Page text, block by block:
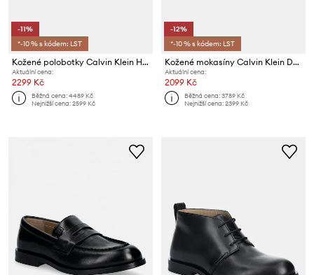
-11%
*-10 % s kódem: LST
Kožené polobotky Calvin Klein HYBRID CUP APRON BOOT LTH
Aktuální cena:
2299 Kč
Běžná cena:4489 Kč
Nejnižší cena:2599 Kč
-12%
*-10 % s kódem: LST
Kožené mokasíny Calvin Klein DRIVER LTH
Aktuální cena:
2099 Kč
Běžná cena:3789 Kč
Nejnižší cena:2399 Kč